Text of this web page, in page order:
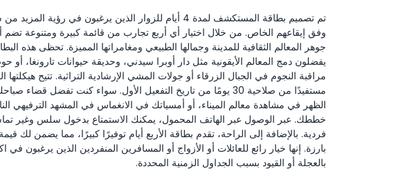
تم تصميم بطاقة المستكشف لمدة 4 أيام للزوار الذين
جوهر المعالم الثقافية للمدينة وجمالها الطبيعي ومغامراتها المميزة. تحظى هذه
يفضلون دمج المعالم الأيقونية مثل دار أوبرا سيدني، وحديقة حيوانات
مراقبة النجوم في الجبال الزرقاء أو جولات المشي الإرشادية التراثية. تتيح
مستفيدًا من صلاحية 30 يومًا من تاريخ التفعيل الأول. سواء كنت تفضل
الظهر في مشاهدة معالم الميناء، أو أمسياتك في الانغماس في المشهد الترفيهي
خططك. عبر الوصول عبر الهاتف المحمول، يمكنك الاستمتاع بدخول سلس وغير
فردية. بالإضافة إلى الراحة، تقدم بطاقة الأربع أيام توفيرًا كبيرًا، مما يضمن لك
بارزة. إنها خيار رائع للعائلات أو الأزواج أو المسافرين المنفردين الذين
بالعجلة أو القيود بسبب الجداول الزمنية المحددة.